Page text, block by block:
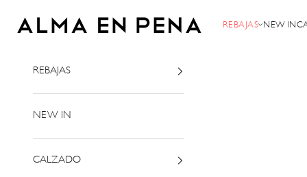
Alma en Pena
REBAJAS NEW IN
REBAJAS
NEW IN
CALZADO